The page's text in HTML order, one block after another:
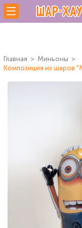
Главная
Миньоны
Композиция из шаров